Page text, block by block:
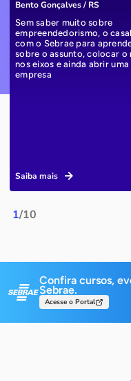
1/10
Bento Gonçalves / RS
Sem saber muito sobre
empreendedorismo, o
com o Sebrae para
sobre o assunto, colocar o
nos eixos e ainda abrir uma
empresa
Saiba mais
Confira cursos,
Sebrae.
Acesse o Portal